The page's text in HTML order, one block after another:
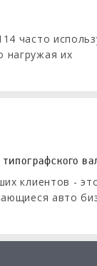
часто
нагружая их
клиентов -
авто